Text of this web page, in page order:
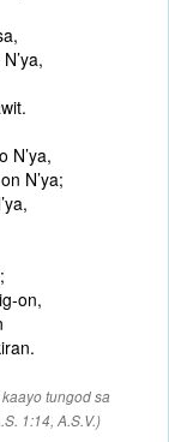
N’ya,
N’ya;
on,
tungod sa
1:14, A.S.V.)